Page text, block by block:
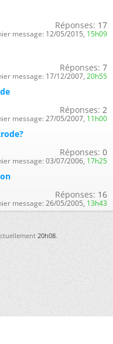
Réponses: 17
message: 12/05/2015, 15h09
Réponses: 7
message: 17/12/2007, 20h55
Réponses: 2
message: 27/05/2007, 11h00
Réponses: 0
message: 03/07/2006, 17h25
Réponses: 16
message: 26/05/2005, 13h43
20h08.